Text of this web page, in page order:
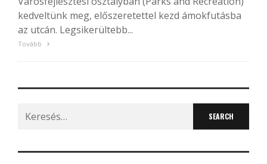
kedveltünk meg, előszeretettel kezd ámokfutásba
az utcán. Legsikerültebb...
Tovább
Search
for: